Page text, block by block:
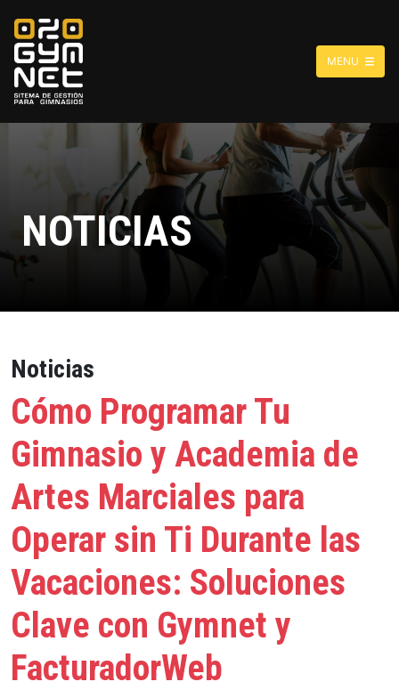
MENU
NOTICIAS
Noticias
Cómo Programar Tu
Gimnasio y Academia de
Artes Marciales para
Operar sin Ti Durante las
Vacaciones: Soluciones
Clave con Gymnet y
FacturadorWeb